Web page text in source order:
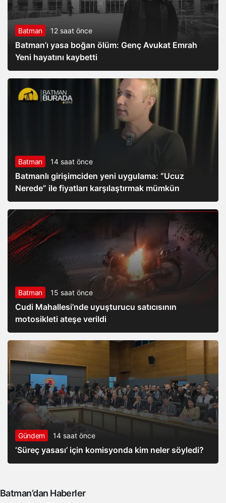
Batman 12 saat önce
Batman’ı yasa boğan ölüm: Genç Avukat Emrah
Yeni hayatını kaybetti
Batman 14 saat önce
Batmanlı girişimciden yeni uygulama: “Ucuz
Nerede” ile fiyatları karşılaştırmak mümkün
Batman 15 saat önce
Cudi Mahallesi’nde uyuşturucu satıcısının
motosikleti ateşe verildi
Gündem 14 saat önce
‘Süreç yasası’ için komisyonda kim neler söyledi?
Batman’dan Haberler